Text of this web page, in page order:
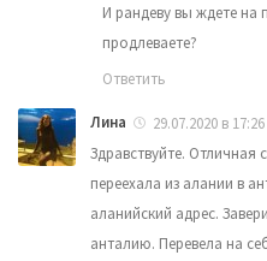
И рандеву вы ждете на
продлеваете?
Ответить
Лина
29.07.2020 в 17:26
Здравствуйте. Отличная
переехала из алании в
аланийский адрес.
анталию. Перевела на